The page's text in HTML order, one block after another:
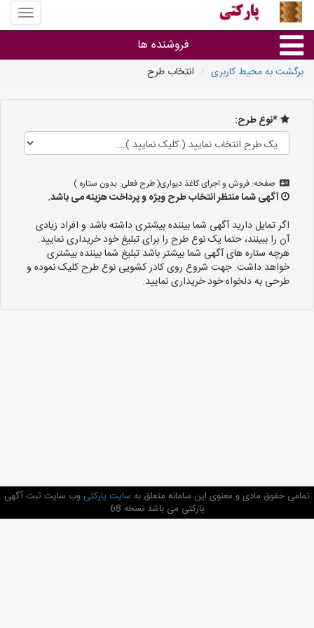
منوی
سایت
فروشنده ها
استان ها
برگشت به محیط کاربری انتخاب طرح
*نوع طرح:
صفحه: فروش و اجرای کاغذ دیواری( طرح فعلی: بدون ستاره )
آگهی شما منتظر انتخاب طرح ویژه و پرداخت هزینه می باشد.
اگر تمایل دارید آگهی شما بیننده بیشتری داشته باشد و افراد زیادی
آن را ببینند، حتما یک نوع طرح را برای تبلیغ خود خریداری نمایید.
هرچه ستاره های آگهی شما بیشتر باشد تبلیغ شما بیننده بیشتری
خواهد داشت. جهت شروع روی کادر کشویی نوع طرح کلیک نموده و
طرحی به دلخواه خود خریداری نمایید.
تمامی حقوق مادی و معنوی این سامانه متعلق به سایت پارکتی وب سایت ثبت آگهی
پارکتی می باشد نسخه 68